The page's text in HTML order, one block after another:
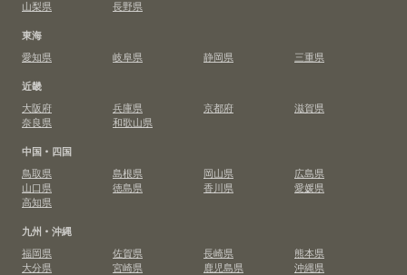
山梨県
長野県
東海
愛知県
岐阜県 静岡県
三重県
近畿
大阪府
兵庫県 京都府
滋賀県
奈良県
和歌山県
中国・四国
鳥取県
島根県 岡山県
広島県
山口県
徳島県 香川県
愛媛県
高知県
九州・沖縄
福岡県
佐賀県 長崎県
熊本県
大分県
宮崎県 鹿児島県 沖縄県